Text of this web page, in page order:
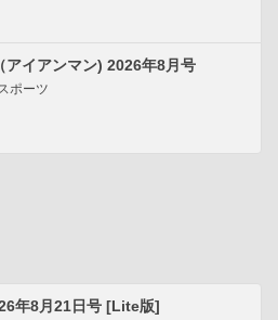
アイアンマン) 2026年8月号
ポーツ
年8月21日号 [Lite版]